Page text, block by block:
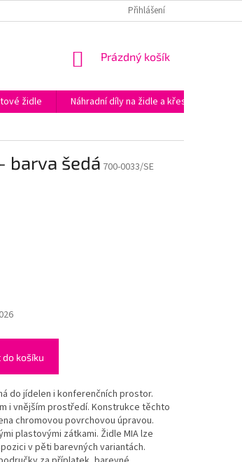
PODĚKOVÁNÍ ZA NÁKUP V E-SHOPU KAPAZIDLE.CZ
Přihlášení
NÁKUPNÍ
Prázdný košík
židle Náhradní díly na židle a křesla
- barva šedá 700-0033/SE
do košíku
do jídelen i konferenčních prostor.
i vnějším prostředí. Konstrukce těchto
chromovou povrchovou úpravou.
plastovými zátkami. Židle MIA lze
v pěti barevných variantách.